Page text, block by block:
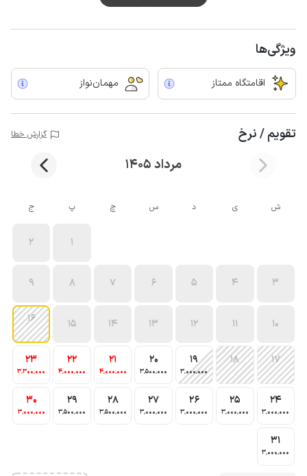
ویژگی‌ها
اقامتگاه ممتاز مهمان‌نواز
تقویم / نرخ گزارش خطا
مرداد 1405
ش ی د س چ پ ج
1
2
3
4
5
6
7
8
9
10
11
12
13
14
15
16
17
18
19
3٬000٬000
20
3٬500٬000
21
4٬000٬000
22
4٬000٬000
23
3٬300٬000
24
3٬000٬000
25
3٬000٬000
26
3٬000٬000
27
3٬000٬000
28
3٬500٬000
29
3٬500٬000
30
3٬000٬000
31
3٬000٬000